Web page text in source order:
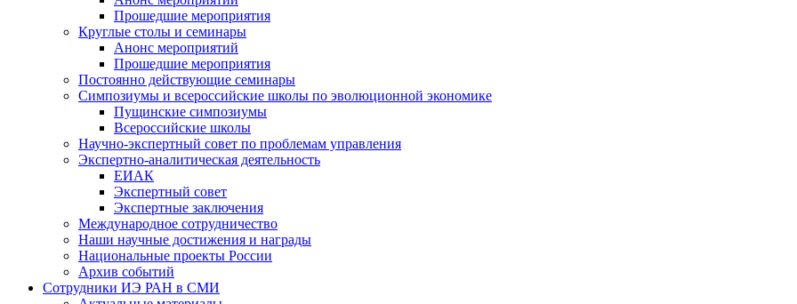
Прошедшие мероприятия
Круглые столы и семинары
Анонс мероприятий
Прошедшие мероприятия
Постоянно действующие семинары
Симпозиумы и всероссийские школы по эволюционной экономике
Пущинские симпозиумы
Всероссийские школы
Научно-экспертный совет по проблемам управления
Экспертно-аналитическая деятельность
ЕИАК
Экспертный совет
Экспертные заключения
Международное сотрудничество
Наши научные достижения и награды
Национальные проекты России
Архив событий
Сотрудники ИЭ РАН в СМИ